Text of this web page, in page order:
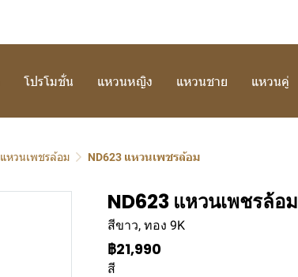
โปรโมชั่น แหวนหญิง แหวนชาย แหวนคู่
แหวนเพชรล้อม ND623 แหวนเพชรล้อม
ND623 แหวนเพชรล้อม
สีขาว, ทอง 9K
฿21,990
สี